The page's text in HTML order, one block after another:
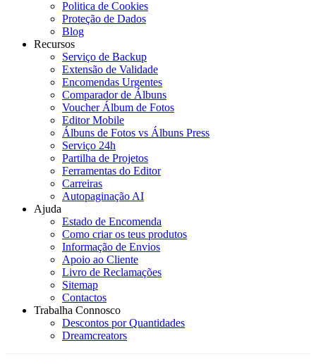
Politica de Cookies
Proteção de Dados
Blog
Recursos
Serviço de Backup
Extensão de Validade
Encomendas Urgentes
Comparador de Álbuns
Voucher Álbum de Fotos
Editor Mobile
Álbuns de Fotos vs Álbuns Press
Serviço 24h
Partilha de Projetos
Ferramentas do Editor
Carreiras
Autopaginação AI
Ajuda
Estado de Encomenda
Como criar os teus produtos
Informação de Envios
Apoio ao Cliente
Livro de Reclamações
Sitemap
Contactos
Trabalha Connosco
Descontos por Quantidades
Dreamcreators